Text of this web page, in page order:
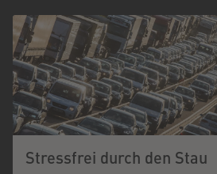
Stressfrei durch den Stau